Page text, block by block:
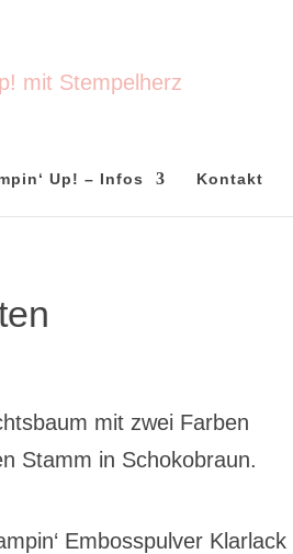
Up! – Infos Kontakt
mit zwei Farben
Stamm in Schokobraun.
Embosspulver Klarlack